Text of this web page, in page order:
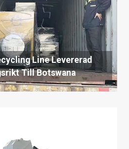
Line Levererad
Till Botswana